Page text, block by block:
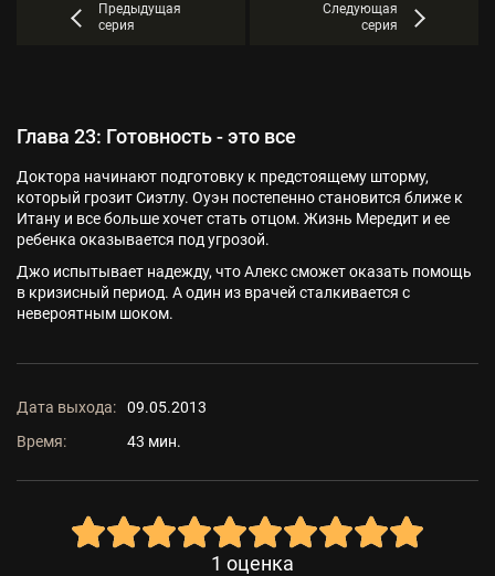
Предыдущая
серия
Следующая
серия
Глава 23: Готовность - это все
Доктора начинают подготовку к предстоящему шторму,
который грозит Сиэтлу. Оуэн постепенно становится ближе к
Итану и все больше хочет стать отцом. Жизнь Мередит и ее
ребенка оказывается под угрозой.
Джо испытывает надежду, что Алекс сможет оказать помощь
в кризисный период. А один из врачей сталкивается с
невероятным шоком.
Дата выхода:
09.05.2013
Время:
43 мин.
1 оценка